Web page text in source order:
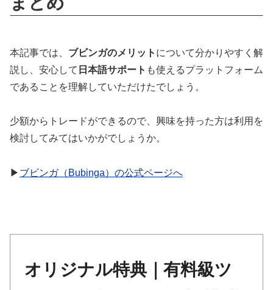
本記事では、 ブビンガのメリット について分かりやすく解
説し、安心して 日本語サポート も使えるプラットフォーム
であることを理解していただけたでしょう。
少額からトレードができるので、興味を持った方は利用を
検討してみてはいかがでしょうか。
▶ ブビンガ（Bubinga）の公式ページへ
オリジナル特典｜有料級ツ